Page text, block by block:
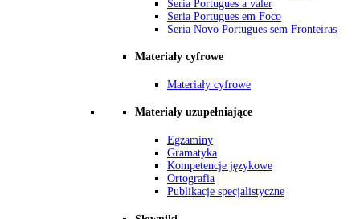
Seria Portugues a valer
Seria Portugues em Foco
Seria Novo Portugues sem Fronteiras
Materiały cyfrowe
Materiały cyfrowe
Materiały uzupełniające
Egzaminy
Gramatyka
Kompetencje językowe
Ortografia
Publikacje specjalistyczne